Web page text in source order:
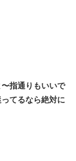
指通りもいいで
てるなら絶対に